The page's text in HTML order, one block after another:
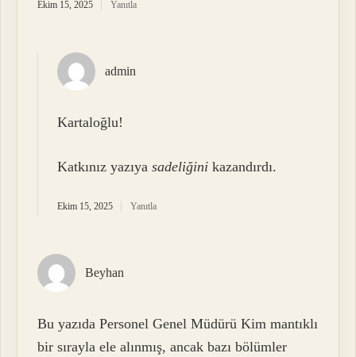
Ekim 15, 2025 Yanıtla
admin
Kartaloğlu!
Katkınız yazıyasadeliğini kazandırdı.
Ekim 15, 2025 Yanıtla
Beyhan
Bu yazıda Personel Genel Müdürü Kim mantıklı
bir sırayla ele alınmış, ancak bazı bölümler